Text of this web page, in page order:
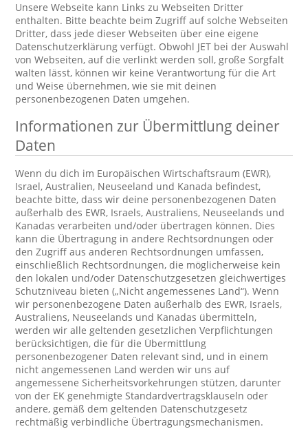
Unsere Webseite kann Links zu Webseiten Dritter
enthalten. Bitte beachte beim Zugriff auf solche Webseiten
Dritter, dass jede dieser Webseiten über eine eigene
Datenschutzerklärung verfügt. Obwohl JET bei der Auswahl
von Webseiten, auf die verlinkt werden soll, große Sorgfalt
walten lässt, können wir keine Verantwortung für die Art
und Weise übernehmen, wie sie mit deinen
personenbezogenen Daten umgehen.
Informationen zur Übermittlung deiner
Daten
Wenn du dich im Europäischen Wirtschaftsraum (EWR),
Israel, Australien, Neuseeland und Kanada befindest,
beachte bitte, dass wir deine personenbezogenen Daten
außerhalb des EWR, Israels, Australiens, Neuseelands und
Kanadas verarbeiten und/oder übertragen können. Dies
kann die Übertragung in andere Rechtsordnungen oder
den Zugriff aus anderen Rechtsordnungen umfassen,
einschließlich Rechtsordnungen, die möglicherweise kein
den lokalen und/oder Datenschutzgesetzen gleichwertiges
Schutzniveau bieten („Nicht angemessenes Land“). Wenn
wir personenbezogene Daten außerhalb des EWR, Israels,
Australiens, Neuseelands und Kanadas übermitteln,
werden wir alle geltenden gesetzlichen Verpflichtungen
berücksichtigen, die für die Übermittlung
personenbezogener Daten relevant sind, und in einem
nicht angemessenen Land werden wir uns auf
angemessene Sicherheitsvorkehrungen stützen, darunter
von der EK genehmigte Standardvertragsklauseln oder
andere, gemäß dem geltenden Datenschutzgesetz
rechtmäßig verbindliche Übertragungsmechanismen.